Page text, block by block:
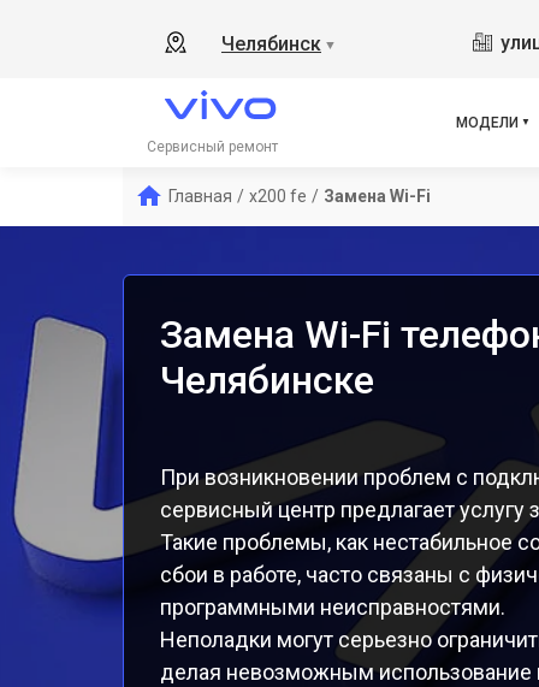
Челябинск ▼
Сервисный ремонт
МОДЕЛИV23e
Y12
Главная / x200 fe / Замена Wi-Fi
Замена Wi-Fi
Челябинске
При возникновении проблем с
сервисный центр предлагает
Такие проблемы, как нестабильное
сбои в работе, часто связаны с
программными неисправностями.
Неполадки могут серьезно
делая невозможным использование